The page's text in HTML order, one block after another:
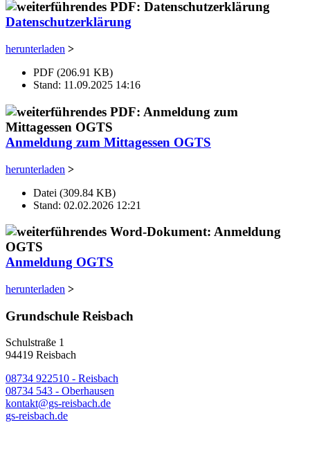
Datenschutzerklärung
herunterladen >
PDF (206.91 KB)
Stand: 11.09.2025 14:16
Anmeldung zum Mittagessen OGTS
herunterladen >
Datei (309.84 KB)
Stand: 02.02.2026 12:21
Anmeldung OGTS
herunterladen >
Grundschule Reisbach
Schulstraße 1
94419 Reisbach
08734 922510 - Reisbach
08734 543 - Oberhausen
kontakt@gs-reisbach.de
gs-reisbach.de